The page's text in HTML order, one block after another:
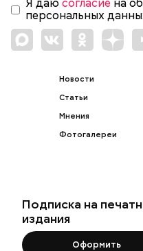
Я даю согласие на
персональных
Новости
Статьи
Мнения
Фотогалереи
Подписка на
издания
Оформить